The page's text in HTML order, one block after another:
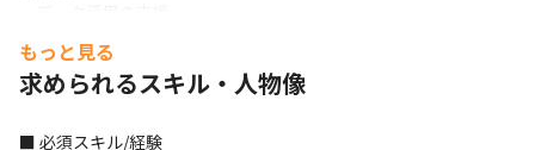
＜開発体制＞
・開発責任者1名、フロントエンドエンジニア2名、バックエンド
加えたチームで開発しています
もっと見る
求められるスキル・人物像
■ 必須スキル/経験